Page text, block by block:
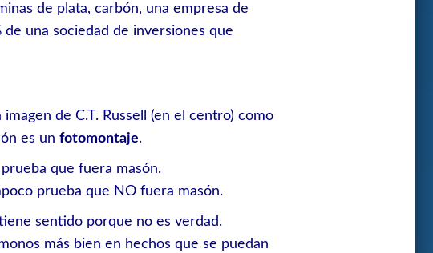
de plata, carbón, una empresa de
una sociedad de inversiones que
imagen de C.T. Russell (en el centro) como
es un fotomontaje.
que fuera masón.
prueba que NO fuera masón.
sentido porque no es verdad.
más bien en hechos que se puedan